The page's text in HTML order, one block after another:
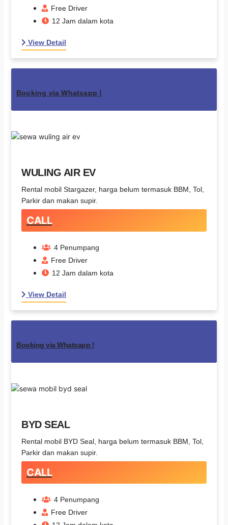
Free Driver
12 Jam dalam kota
View Detail
Booking via Whatsapp !
WULING AIR EV
Rental mobil Stargazer, harga belum termasuk BBM, Tol,
Parkir dan makan supir.
CALL
4 Penumpang
Free Driver
12 Jam dalam kota
View Detail
Booking via Whatsapp !
BYD SEAL
Rental mobil BYD Seal, harga belum termasuk BBM, Tol,
Parkir dan makan supir.
CALL
4 Penumpang
Free Driver